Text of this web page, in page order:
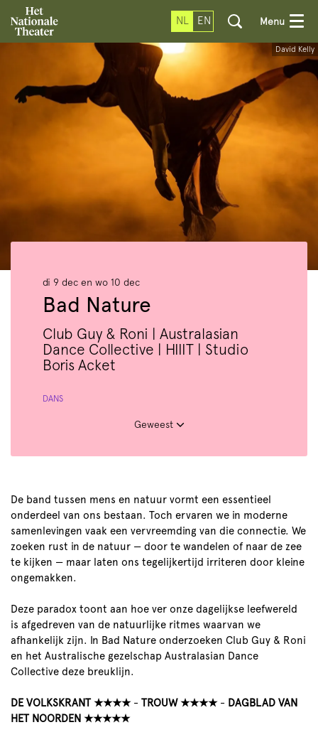
NL EN Menu
David Kelly
Bad Nature
Club Guy & Roni | Australasian
Dance Collective | HIIIT | Studio
Boris Acket
di 9 dec en wo 10 dec
DANS
Geweest
De band tussen mens en natuur vormt een essentieel
onderdeel van ons bestaan. Toch ervaren we in moderne
samenlevingen vaak een vervreemding van die connectie. We
zoeken rust in de natuur — door te wandelen of naar de zee
te kijken — maar laten ons tegelijkertijd irriteren door kleine
ongemakken.
Deze paradox toont aan hoe ver onze dagelijkse leefwereld
is afgedreven van de natuurlijke ritmes waarvan we
afhankelijk zijn. In Bad Nature onderzoeken Club Guy & Roni
en het Australische gezelschap Australasian Dance
Collective deze breuklijn.
DE VOLKSKRANT ★★★★ - TROUW ★★★★ - DAGBLAD VAN
HET NOORDEN ★★★★★